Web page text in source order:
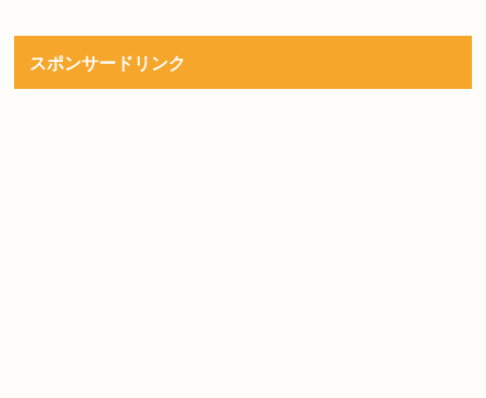
スポンサードリンク